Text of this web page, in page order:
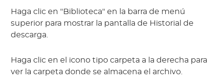
Haga clic en "Biblioteca" en la barra de menú
superior para mostrar la pantalla de Historial de
descarga.
Haga clic en el icono tipo carpeta a la derecha para
ver la carpeta donde se almacena el archivo.